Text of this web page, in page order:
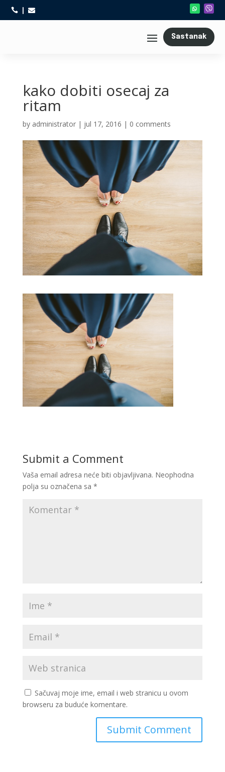
 
Sastanak
kako dobiti osecaj za
ritam
by administrator| jul 17, 2016 | 0 comments
Submit a Comment
Vaša email adresa neće biti objavljivana. Neophodna
polja su označena sa *
Sačuvaj moje ime, email i web stranicu u ovom
browseru za buduće komentare.